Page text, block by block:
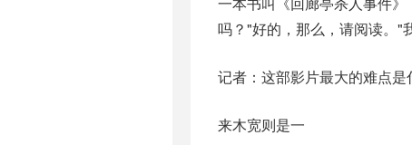
吗？"好的，那么，请阅读。"
记者：这部影片最大的难点是
来木宽则是一